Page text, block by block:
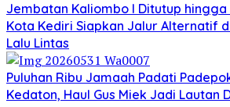
Jembatan Kaliombo I Ditutup hingga
Kota Kediri Siapkan Jalur Alternatif
Lalu Lintas
Puluhan Ribu Jamaah Padati
Kedaton, Haul Gus Miek Jadi Lautan